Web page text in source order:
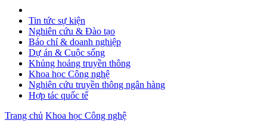
Tin tức sự kiện
Nghiên cứu & Đào tạo
Báo chí & doanh nghiệp
Dự án & Cuộc sống
Khủng hoảng truyền thông
Khoa học Công nghệ
Nghiên cứu truyền thông ngân hàng
Hợp tác quốc tế
Trang chủ Khoa học Công nghệ